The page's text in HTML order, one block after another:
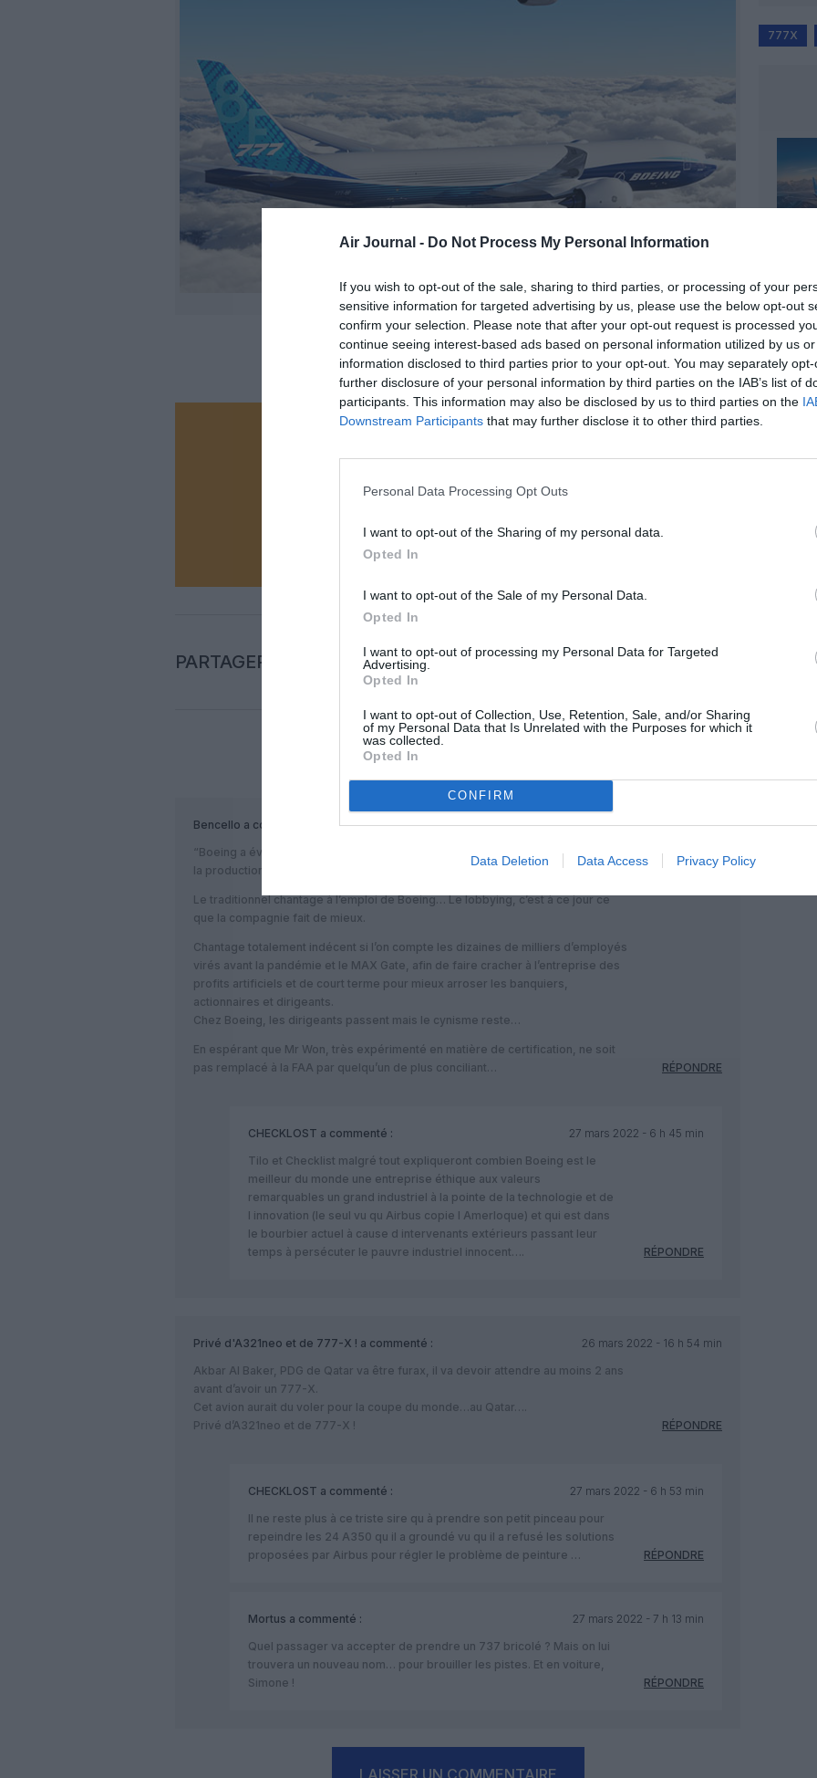
Air Journal - Do Not Process My Personal Information
If you wish to opt-out of the sale, sharing to third parties, or processing of your
sensitive information for targeted advertising by us, please use the below opt-out
confirm your selection. Please note that after your opt-out request is processed
continue seeing interest-based ads based on personal information utilized by us
information disclosed to third parties prior to your opt-out. You may separately
further disclosure of your personal information by third parties on the IAB’s list of
participants. This information may also be disclosed by us to third parties on the
Downstream Participants that may further disclose it to other third parties.
Personal Data Processing Opt Outs
I want to opt-out of the Sharing of my personal data.
Opted In
I want to opt-out of the Sale of my Personal Data.
Opted In
I want to opt-out of processing my Personal Data for Targeted
Advertising.
Opted In
I want to opt-out of Collection, Use, Retention, Sale, and/or Sharing
of my Personal Data that Is Unrelated with the Purposes for which it
was collected.
Opted In
CONFIRM
Data Deletion Data Access Privacy Policy
©Boeing
Soutenez-nous, faites un don !
NOUS SOUTENIR
PARTAGER L'ARTICLE
COMMENTAIRE(S)
Bencello a commenté :
26 mars 2022 - 12 h 59 min
“Boeing a évoqué avec certains législateurs l’impact potentiel sur les emplois et
la production si l’avion n’était pas approuvé…”
Le traditionnel chantage à l’emploi de Boeing… Le lobbying, c’est à ce jour ce
que la compagnie fait de mieux.
Chantage totalement indécent si l’on compte les dizaines de milliers d’employés
virés avant la pandémie et le MAX Gate, afin de faire cracher à l’entreprise des
profits artificiels et de court terme pour mieux arroser les banquiers,
actionnaires et dirigeants.
Chez Boeing, les dirigeants passent mais le cynisme reste…
En espérant que Mr Won, très expérimenté en matière de certification, ne soit
pas remplacé à la FAA par quelqu’un de plus conciliant…
RÉPONDRE
CHECKLOST a commenté :
27 mars 2022 - 6 h 45 min
Tilo et Checklist malgré tout expliqueront combien Boeing est le
meilleur du monde une entreprise éthique aux valeurs
remarquables un grand industriel à la pointe de la technologie et de
l innovation (le seul vu qu Airbus copie l Amerloque) et qui est dans
le bourbier actuel à cause d intervenants extérieurs passant leur
temps à persécuter le pauvre industriel innocent….
RÉPONDRE
Privé d'A321neo et de 777-X ! a commenté :
26 mars 2022 - 16 h 54 min
Akbar Al Baker, PDG de Qatar va être furax, il va devoir attendre au moins 2 ans
avant d’avoir un 777-X.
Cet avion aurait du voler pour la coupe du monde…au Qatar….
Privé d’A321neo et de 777-X !
RÉPONDRE
CHECKLOST a commenté :
27 mars 2022 - 6 h 53 min
Il ne reste plus à ce triste sire qu à prendre son petit pinceau pour
repeindre les 24 A350 qu il a groundé vu qu il a refusé les solutions
proposées par Airbus pour régler le problème de peinture …
RÉPONDRE
Mortus a commenté :
27 mars 2022 - 7 h 13 min
Quel passager va accepter de prendre un 737 bricolé ? Mais on lui
trouvera un nouveau nom… pour brouiller les pistes. Et en voiture,
Simone !
RÉPONDRE
777X